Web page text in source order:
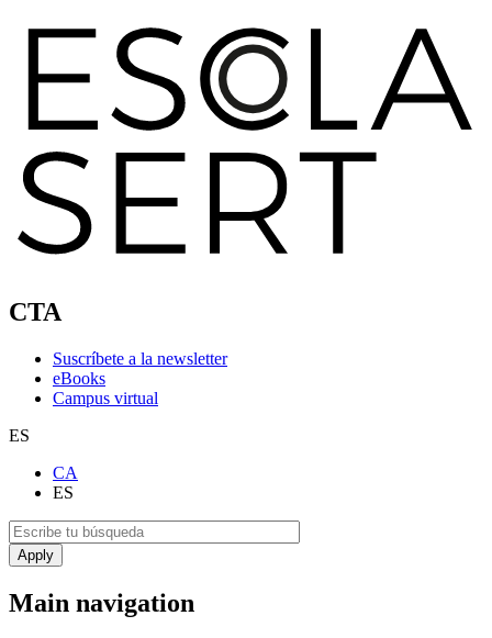
CTA
Suscríbete a la newsletter
eBooks
Campus virtual
ES
CA
ES
Main navigation